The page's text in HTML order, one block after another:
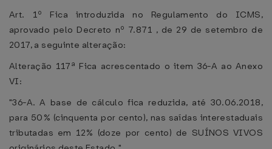
Art. 1º Fica introduzida no Regulamento do ICMS,
aprovado pelo Decreto nº 7.871 , de 29 de setembro de
2017, a seguinte alteração:
Alteração 117ª Fica acrescentado o item 36-A ao Anexo
VI:
"36-A. A base de cálculo fica reduzida, até 30.06.2018,
para 50% (cinquenta por cento), nas saídas interestaduais
tributadas em 12% (doze por cento) de SUÍNOS VIVOS